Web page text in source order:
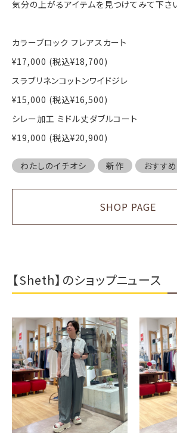
気分の上がるアイテムを見つけてみて下さ
カラーブロック フレアスカート
¥17,000 (税込¥18,700)
スラブリネンコットンワイドジレ
¥15,000 (税込¥16,500)
シレー加工 ミドル丈ダブルコート
¥19,000 (税込¥20,900)
わたしのイチオシ 新作 おすす
SHOP PAGE
【Sheth】のショップニュース